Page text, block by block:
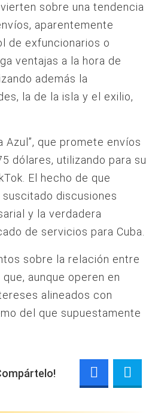
sobre una tendencia
aparentemente
de exfuncionarios o
ventajas a la hora de
además la
la de la isla y el exilio,
Azul”, que promete envíos
dólares, utilizando para su
El hecho de que
discusiones
y la verdadera
de servicios para Cuba.
sobre la relación entre
aunque operen en
alineados con
del que supuestamente